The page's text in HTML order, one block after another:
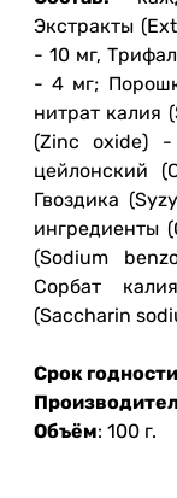
Экстракты
- 10 мг,
- 4 мг;
нитрат калия
(Zinc oxide)
цейлонский
Гвоздика
ингредиенты
(Sodium
Сорбат
(Saccharin
Срок
Объём: 100 г.